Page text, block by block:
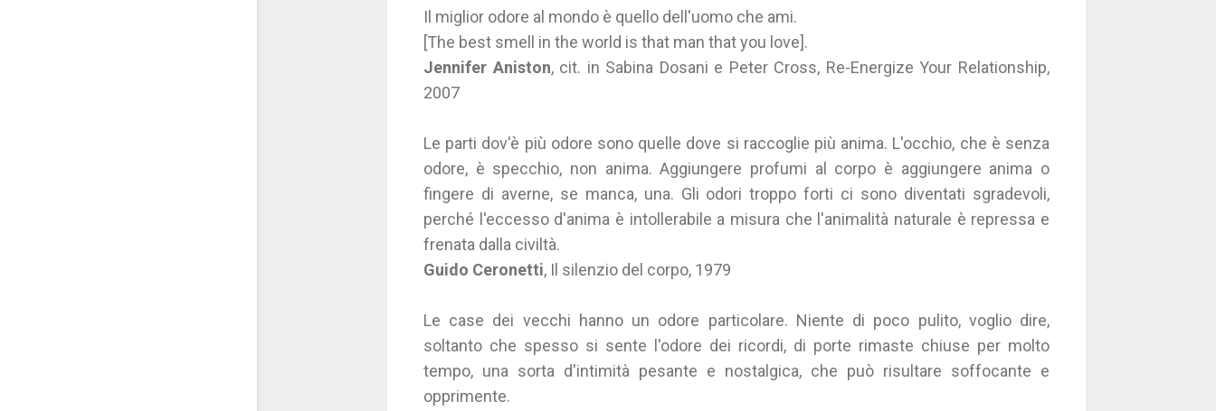
Il miglior odore al mondo è quello dell'uomo che ami.
[The best smell in the world is that man that you love].
Jennifer Aniston, cit. in Sabina Dosani e Peter Cross, Re-Energize Your Relationship,
2007
Le parti dov'è più odore sono quelle dove si raccoglie più anima. L'occhio, che è senza
odore, è specchio, non anima. Aggiungere profumi al corpo è aggiungere anima o
fingere di averne, se manca, una. Gli odori troppo forti ci sono diventati sgradevoli,
perché l'eccesso d'anima è intollerabile a misura che l'animalità naturale è repressa e
frenata dalla civiltà.
Guido Ceronetti, Il silenzio del corpo, 1979
Le case dei vecchi hanno un odore particolare. Niente di poco pulito, voglio dire,
soltanto che spesso si sente l'odore dei ricordi, di porte rimaste chiuse per molto
tempo, una sorta d'intimità pesante e nostalgica, che può risultare soffocante e
opprimente.